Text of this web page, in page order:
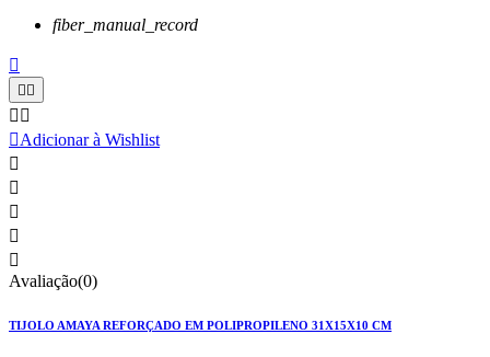
fiber_manual_record

 
 
Adicionar à Wishlist





Avaliação(0)
TIJOLO AMAYA REFORÇADO EM POLIPROPILENO 31X15X10 CM